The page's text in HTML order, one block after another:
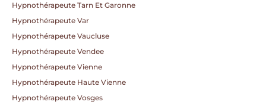
Hypnothérapeute Tarn Et Garonne
Hypnothérapeute Var
Hypnothérapeute Vaucluse
Hypnothérapeute Vendee
Hypnothérapeute Vienne
Hypnothérapeute Haute Vienne
Hypnothérapeute Vosges